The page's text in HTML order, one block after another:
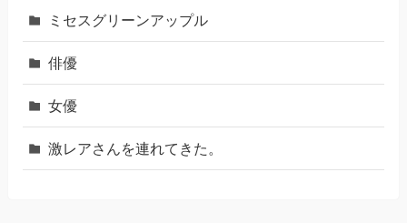
ミセスグリーンアップル
俳優
女優
激レアさんを連れてきた。